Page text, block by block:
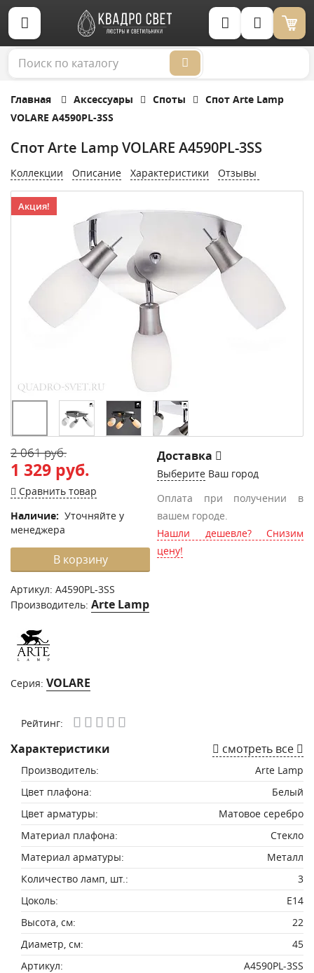
Корзина (0)
Главная Аксессуары Споты
Спот Arte Lamp
VOLARE A4590PL-3SS
Спот Arte Lamp VOLARE A4590PL-3SS
Коллекции Описание Характеристики Отзывы
Акция!
2 061 руб.
1 329 руб.
Сравнить товар
Наличие: Уточняйте у
менеджера
В корзину
Артикул: A4590PL-3SS
Производитель: Arte Lamp
Серия: VOLARE
Доставка
Выберите Ваш город
Оплата при получении в
вашем городе.
Нашли дешевле? Снизим
цену!
Рейтинг:
Характеристики смотреть все
Производитель:
Arte Lamp
Цвет плафона:
Белый
Цвет арматуры:
Матовое серебро
Материал плафона:
Стекло
Материал арматуры:
Металл
Количество ламп, шт.:
3
Цоколь:
E14
Высота, см:
22
Диаметр, см:
45
Артикул:
A4590PL-3SS